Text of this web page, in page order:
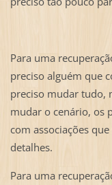
Para uma
preciso alguém que
preciso mudar tudo,
mudar o cenário, os
com associações
detalhes.
Para uma